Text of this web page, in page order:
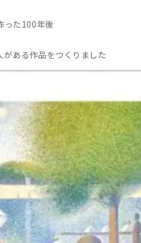
った100年後
ある作品をつくりました